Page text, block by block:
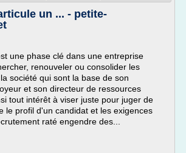
un ... - petite-
une phase clé dans une entreprise
renouveler ou consolider les
société qui sont la base de son
et son directeur de ressources
tout intérêt à viser juste pour juger de
le profil d'un candidat et les exigences
raté engendre des...